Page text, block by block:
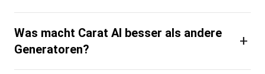
Was macht Carat AI besser als andere
Generatoren?
+